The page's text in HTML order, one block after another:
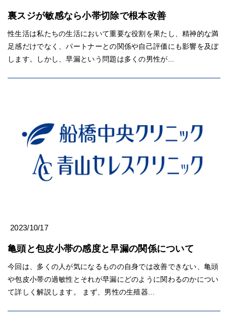
裏スジが敏感なら小帯切除で根本改善
性生活は私たちの生活において重要な役割を果たし、精神的な満
足感だけでなく、パートナーとの関係や自己評価にも影響を及ぼ
します。しかし、早漏という問題は多くの男性が...
2023/10/17
亀頭と包皮小帯の感度と早漏の関係について
今回は、多くの人が気になるものの自身では改善できない、亀頭
や包皮小帯の過敏性とそれが早漏にどのように関わるのかについ
て詳しく解説します。 まず、男性の生殖器...